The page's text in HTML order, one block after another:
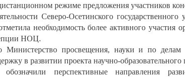
режиме предложения участников
Северо-Осетинского государственного
необходимость более активного участия
НОЦ.
Министерство просвещения, науки и по
в развитии проекта научно-образовательного
обозначили перспективные направления